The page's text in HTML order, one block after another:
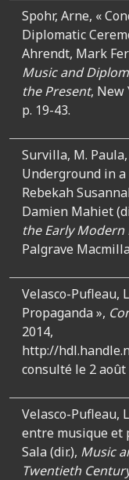
Spohr, Arne, «
Diplomatic
Ahrendt, Mark
Music and
the Present, New
p. 19-43.
Survilla, M.
Underground in a
Rebekah
Damien Mahiet
the Early
Palgrave
Velasco-Pufleau,
Propaganda »,
2014,
http://
consulté le 2 août
Velasco-Pufleau,
entre musique et
Sala (dir.), Music
Twentieth